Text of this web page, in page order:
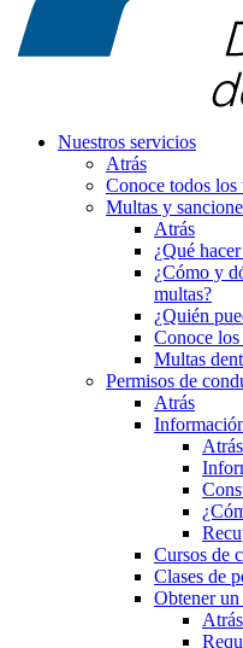
Nuestros servicios
Atrás
Conoce todos los
Multas y
Atrás
¿Qué
¿Cómo y
multas?
¿Quién
Conoce
Multas
Permisos de
Atrás
Atrás
Cursos de
Clases de
Obtener
Atrás